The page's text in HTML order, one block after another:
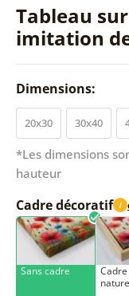
Tableau
imitation
Dimensions:
20x30 30x40
*Les dimensions
hauteur
Cadre décoratif i
Sans cadre
Cadre